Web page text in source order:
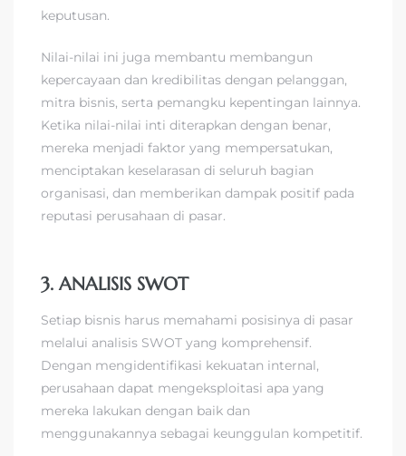
keputusan.
Nilai-nilai ini juga membantu membangun
kepercayaan dan kredibilitas dengan pelanggan,
mitra bisnis, serta pemangku kepentingan lainnya.
Ketika nilai-nilai inti diterapkan dengan benar,
mereka menjadi faktor yang mempersatukan,
menciptakan keselarasan di seluruh bagian
organisasi, dan memberikan dampak positif pada
reputasi perusahaan di pasar.
3. ANALISIS SWOT
Setiap bisnis harus memahami posisinya di pasar
melalui analisis SWOT yang komprehensif.
Dengan mengidentifikasi kekuatan internal,
perusahaan dapat mengeksploitasi apa yang
mereka lakukan dengan baik dan
menggunakannya sebagai keunggulan kompetitif.